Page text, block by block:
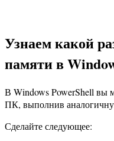
Узнаем какой
памяти в
В Windows PowerShell вы
ПК, выполнив
Сделайте следующее: